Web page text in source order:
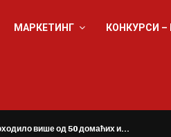
МАРКЕТИНГ КОНКУРСИ
више од 50 домаћих и…